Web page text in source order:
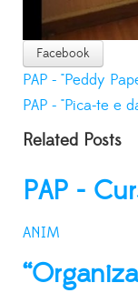
Facebook
PAP - "Peddy
PAP - "Pica-te e
Related Posts
PAP -
ANIM